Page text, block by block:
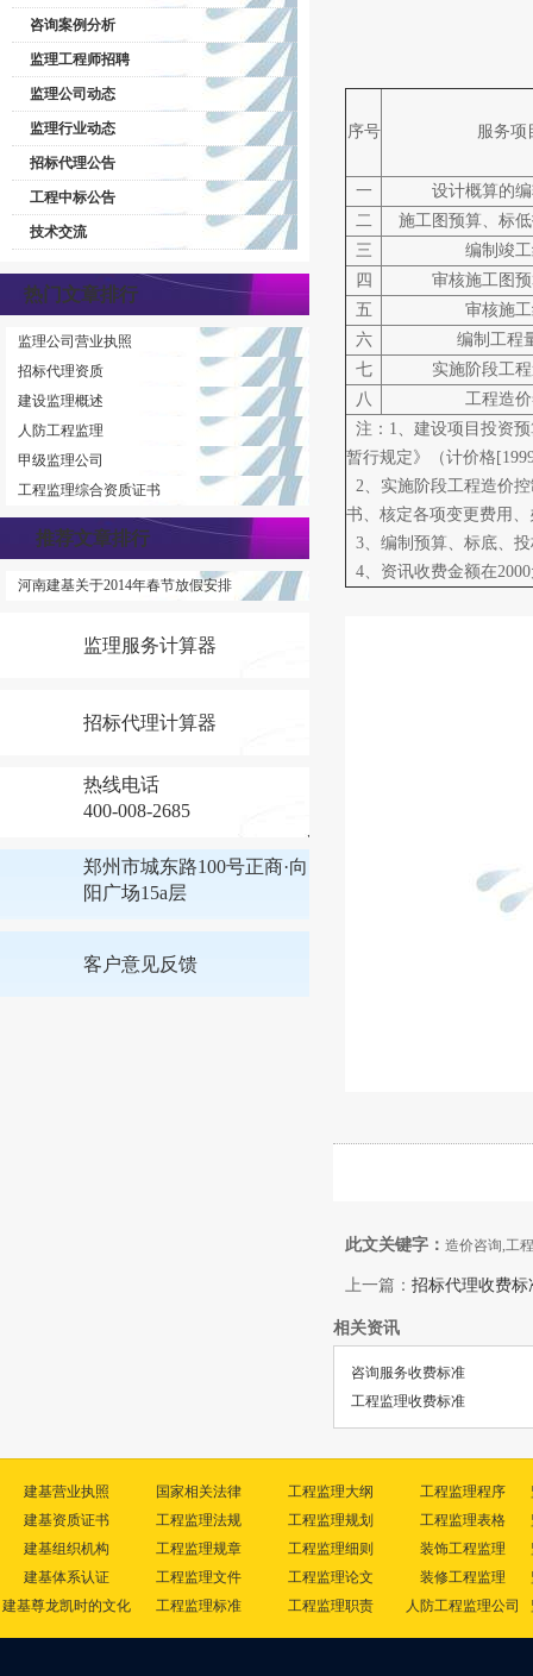
咨询案例分析
监理工程师招聘
监理公司动态
监理行业动态
招标代理公告
工程中标公告
技术交流
热门文章排行
监理公司营业执照
招标代理资质
建设监理概述
人防工程监理
甲级监理公司
工程监理综合资质证书
推荐文章排行
河南建基关于2014年春节放假安排
监理服务计算器
招标代理计算器
热线电话
400-008-2685
郑州市城东路100号正商·向
阳广场15a层
客户意见反馈
序号 服务项
一
设计概算的
二
施工图预算、标
三
编制竣
四
审核施工图
五
审核施
六
编制工程
七
实施阶段工
八
工程造
注：1、建设项目投资
暂行规定》（计价格
2、实施阶段工程造价
书、核定各项变更费用
3、编制预算、标底、
4、资讯收费金额在
此文关键字： 造价咨询,工
上一篇： 招标代理收费标
相关资讯
咨询服务收费标准
工程监理收费标准
建基营业执照
建基资质证书
建基组织机构
建基体系认证
建基尊龙凯时的文化
国家相关法律
工程监理法规
工程监理规章
工程监理文件
工程监理标准
工程监理大纲
工程监理规划
工程监理细则
工程监理论文
工程监理职责
工程监理程序
工程监理表格
装饰工程监理
装修工程监理
人防工程监理公司